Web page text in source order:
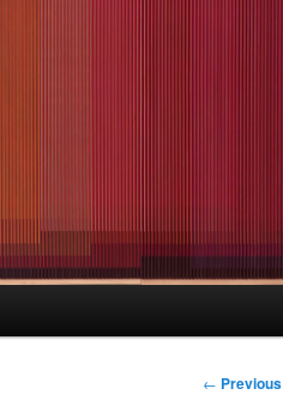
Post
← Previous